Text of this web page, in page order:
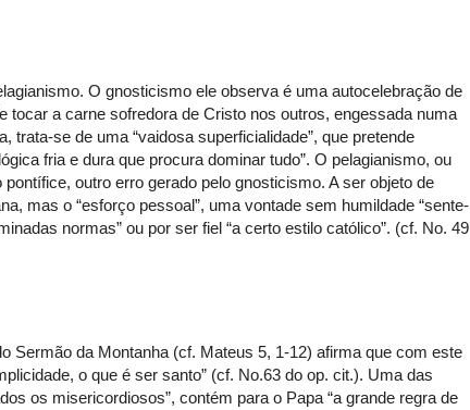
O gnosticismo ele observa é uma autocelebração de
tocar a carne sofredora de Cristo nos outros, engessada numa
trata-se de uma “vaidosa superficialidade”, que pretende
fria e dura que procura dominar tudo”. O pelagianismo, ou
outro erro gerado pelo gnosticismo. A ser objeto de
mas o “esforço pessoal”, uma vontade sem humildade “sente-
normas” ou por ser fiel “a certo estilo católico”. (cf. No. 49
Sermão da Montanha (cf. Mateus 5, 1-12) afirma que com este
o que é ser santo” (cf. No.63 do op. cit.). Uma das
os misericordiosos”, contém para o Papa “a grande regra de